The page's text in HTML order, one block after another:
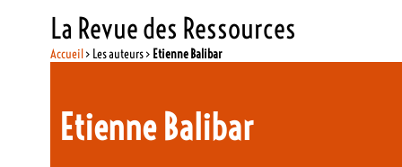
La Revue des Ressources
Accueil> Les auteurs > Etienne Balibar
Etienne Balibar